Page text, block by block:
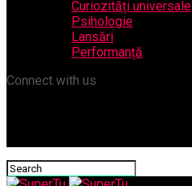
Curiozități universale
Psihologie
Lansări
Performanță
Connect with us